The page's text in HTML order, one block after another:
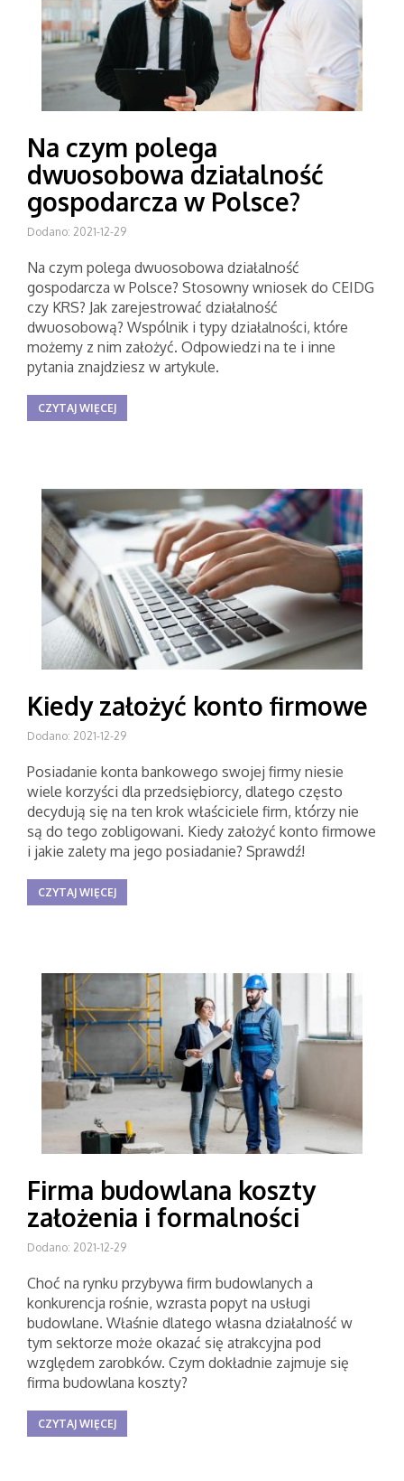
Na czym polega
dwuosobowa działalność
gospodarcza w Polsce?
Dodano: 2021-12-29
Na czym polega dwuosobowa działalność
gospodarcza w Polsce? Stosowny wniosek do CEIDG
czy KRS? Jak zarejestrować działalność
dwuosobową? Wspólnik i typy działalności, które
możemy z nim założyć. Odpowiedzi na te i inne
pytania znajdziesz w artykule.
CZYTAJ WIĘCEJ
Kiedy założyć konto firmowe
Dodano: 2021-12-29
Posiadanie konta bankowego swojej firmy niesie
wiele korzyści dla przedsiębiorcy, dlatego często
decydują się na ten krok właściciele firm, którzy nie
są do tego zobligowani. Kiedy założyć konto firmowe
i jakie zalety ma jego posiadanie? Sprawdź!
CZYTAJ WIĘCEJ
Firma budowlana koszty
założenia i formalności
Dodano: 2021-12-29
Choć na rynku przybywa firm budowlanych a
konkurencja rośnie, wzrasta popyt na usługi
budowlane. Właśnie dlatego własna działalność w
tym sektorze może okazać się atrakcyjna pod
względem zarobków. Czym dokładnie zajmuje się
firma budowlana koszty?
CZYTAJ WIĘCEJ